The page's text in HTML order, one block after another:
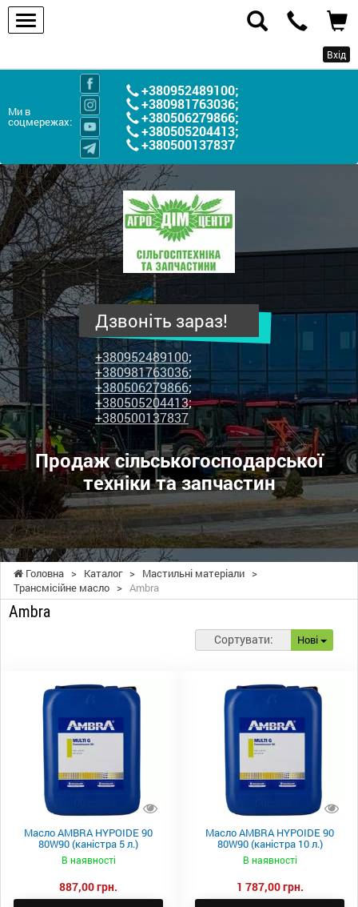
Вхід
Ми в
соцмережах:
+380952489100;
+380981763036;
+380506279866;
+380505204413;
+380500137837
ПП
"Агродім-
центр"
-
продаж
сільськогосподарської
техніки
та
запчастин
Дзвоніть зараз!
+380952489100;
+380981763036;
+380506279866;
+380505204413;
+380500137837
Продаж сільськогосподарської
техніки та запчастин
Головна > Каталог > Мастильні матеріали >
Трансмісійне масло > Ambra
Ambra
Сортувати: Нові
Масло AMBRA HYPOIDE 90
80W90 (каністра 5 л.)
В наявності
887,00 грн.
Масло AMBRA HYPOIDE 90
80W90 (каністра 10 л.)
В наявності
1 787,00 грн.